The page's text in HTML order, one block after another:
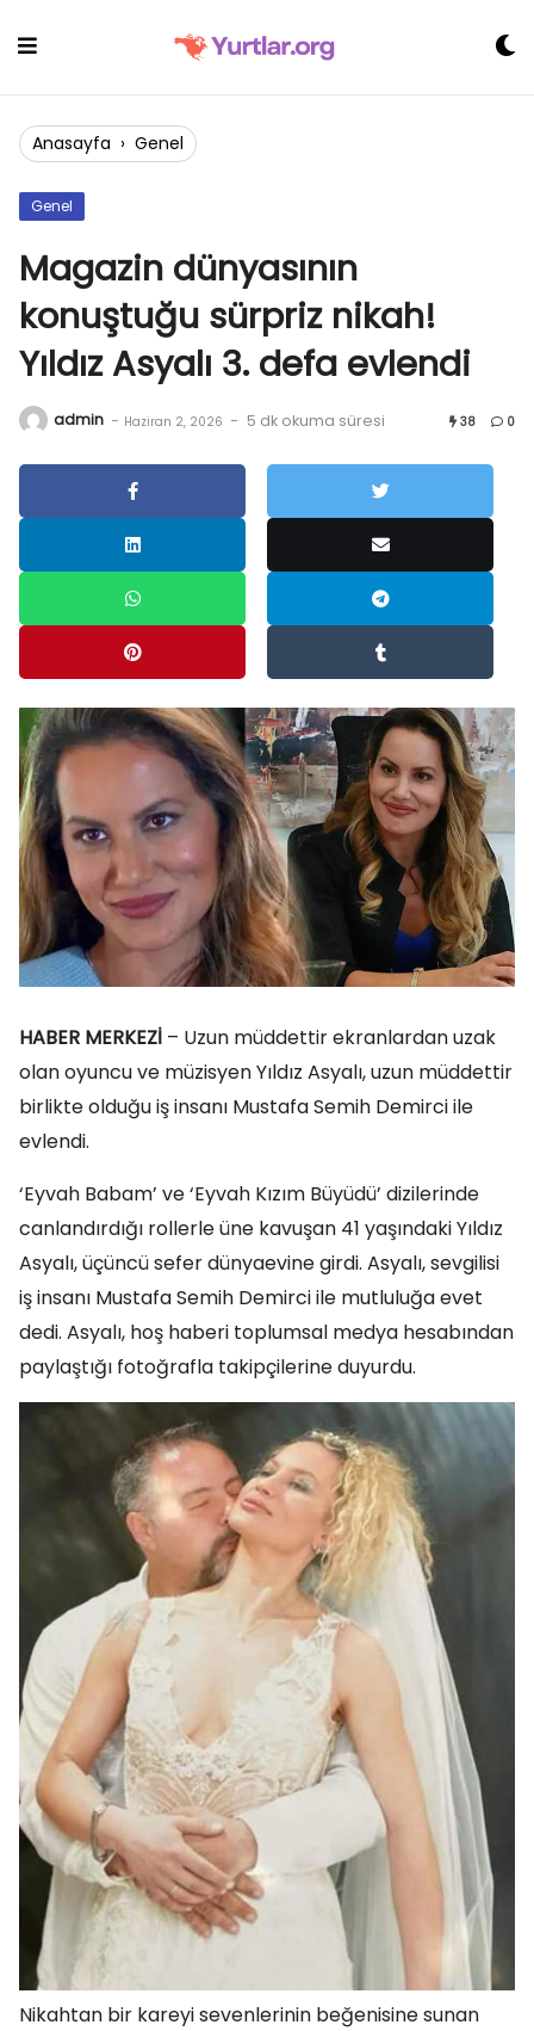
Anasayfa › Genel
Genel
Magazin dünyasının
konuştuğu sürpriz nikah!
Yıldız Asyalı 3. defa evlendi
admin - Haziran 2, 2026 - 5 dk okuma süresi 38 0
HABER MERKEZİ – Uzun müddettir ekranlardan uzak
olan oyuncu ve müzisyen Yıldız Asyalı, uzun müddettir
birlikte olduğu iş insanı Mustafa Semih Demirci ile
evlendi.
‘Eyvah Babam’ ve ‘Eyvah Kızım Büyüdü’ dizilerinde
canlandırdığı rollerle üne kavuşan 41 yaşındaki Yıldız
Asyalı, üçüncü sefer dünyaevine girdi. Asyalı, sevgilisi
iş insanı Mustafa Semih Demirci ile mutluluğa evet
dedi. Asyalı, hoş haberi toplumsal medya hesabından
paylaştığı fotoğrafla takipçilerine duyurdu.
Nikahtan bir kareyi sevenlerinin beğenisine sunan